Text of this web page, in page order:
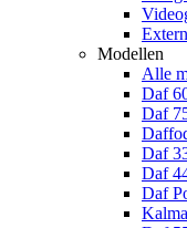
Modellen
Alle
Daf
Daf
Daf
Daf
Daf